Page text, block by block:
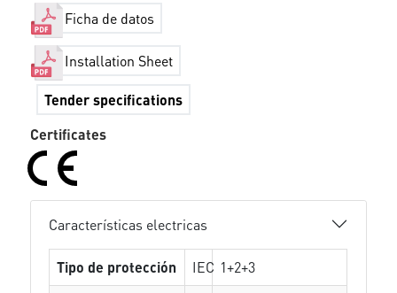
Ficha de datos
Installation Sheet
Tender specifications
Certificates
Características electricas
Tipo de protección IEC 1+2+3